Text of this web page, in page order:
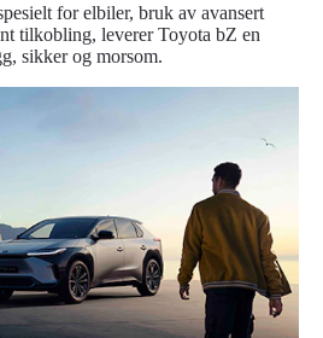
for elbiler, bruk av avansert
tilkobling, leverer Toyota bZ en
sikker og morsom.